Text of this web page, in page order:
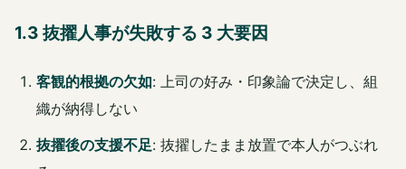
1.3 抜擢人事が失敗する 3 大要因
客観的根拠の欠如: 上司の好み・印象論で決定し、組
織が納得しない
抜擢後の支援不足: 抜擢したまま放置で本人がつぶれ